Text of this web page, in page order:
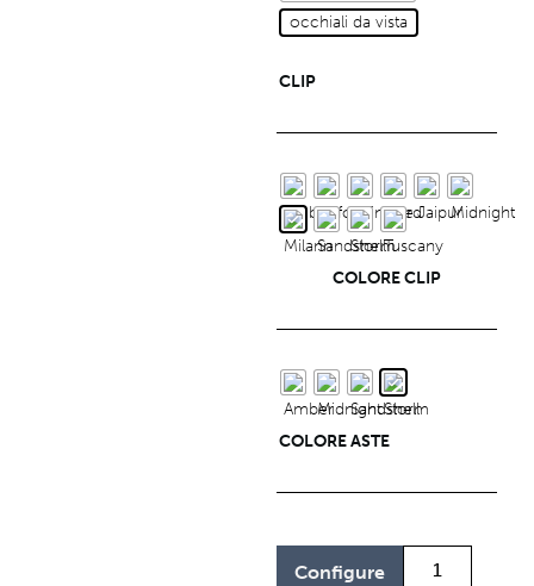
CLIP
occhiali da vista
COLORE CLIP
COLORE ASTE
Configure